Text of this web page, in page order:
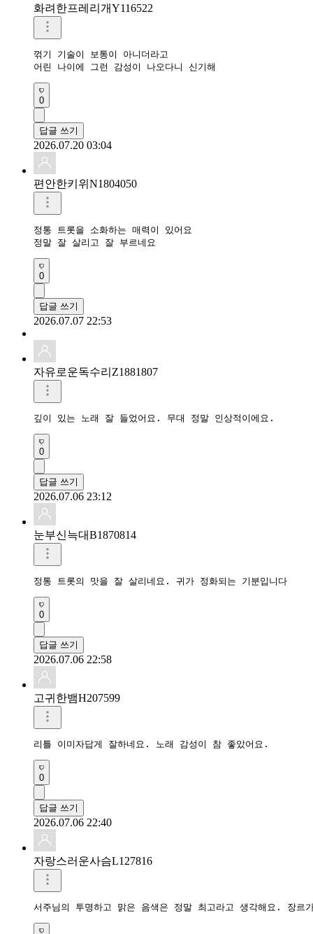
화려한프레리개Y116522
꺾기 기술이 보통이 아니더라고
어린 나이에 그런 감성이 나오다니 신기해
0
답글 쓰기
2026.07.20 03:04
편안한키위N1804050
정통 트롯을 소화하는 매력이 있어요
정말 잘 살리고 잘 부르네요
0
답글 쓰기
2026.07.07 22:53
자유로운독수리Z1881807
깊이 있는 노래 잘 들었어요. 무대 정말 인상적이에요.
0
답글 쓰기
2026.07.06 23:12
눈부신늑대B1870814
정통 트롯의 맛을 잘 살리네요. 귀가 정화되는 기분입니다
0
답글 쓰기
2026.07.06 22:58
고귀한뱀H207599
리틀 이미자답게 잘하네요. 노래 감성이 참 좋았어요.
0
답글 쓰기
2026.07.06 22:40
자랑스러운사슴L127816
서주님의 투명하고 맑은 음색은 정말 최고라고 생각해요. 장르